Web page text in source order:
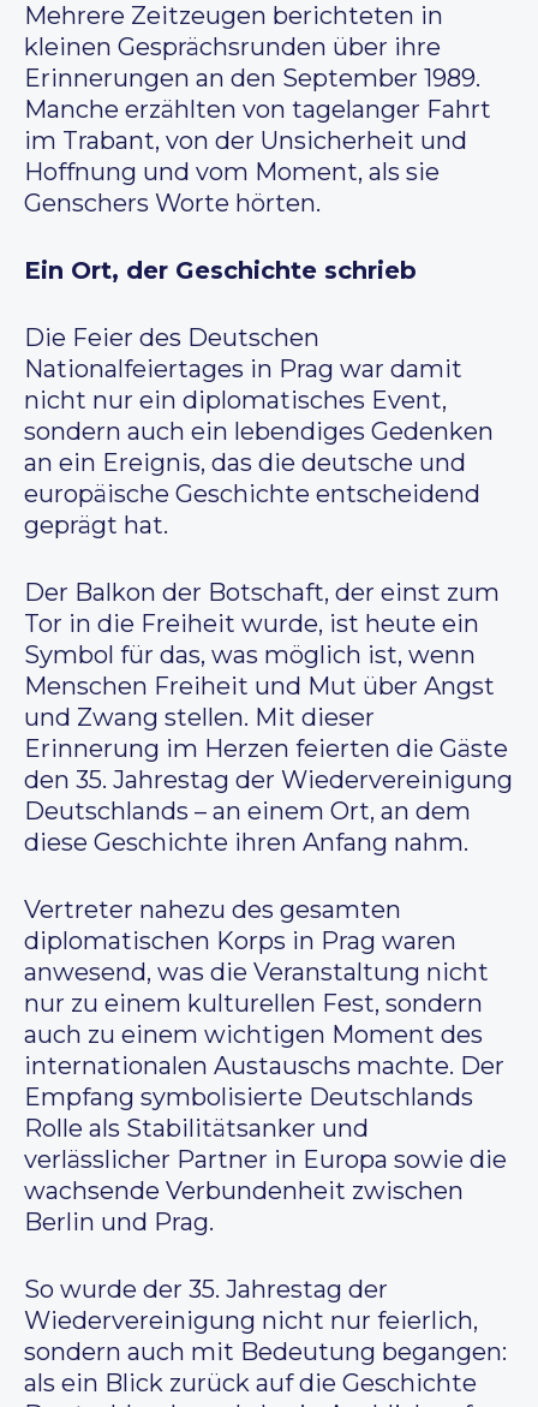
Mehrere Zeitzeugen berichteten in
kleinen Gesprächsrunden über ihre
Erinnerungen an den September 1989.
Manche erzählten von tagelanger Fahrt
im Trabant, von der Unsicherheit und
Hoffnung und vom Moment, als sie
Genschers Worte hörten.
Ein Ort, der Geschichte schrieb
Die Feier des Deutschen
Nationalfeiertages in Prag war damit
nicht nur ein diplomatisches Event,
sondern auch ein lebendiges Gedenken
an ein Ereignis, das die deutsche und
europäische Geschichte entscheidend
geprägt hat.
Der Balkon der Botschaft, der einst zum
Tor in die Freiheit wurde, ist heute ein
Symbol für das, was möglich ist, wenn
Menschen Freiheit und Mut über Angst
und Zwang stellen. Mit dieser
Erinnerung im Herzen feierten die Gäste
den 35. Jahrestag der Wiedervereinigung
Deutschlands – an einem Ort, an dem
diese Geschichte ihren Anfang nahm.
Vertreter nahezu des gesamten
diplomatischen Korps in Prag waren
anwesend, was die Veranstaltung nicht
nur zu einem kulturellen Fest, sondern
auch zu einem wichtigen Moment des
internationalen Austauschs machte. Der
Empfang symbolisierte Deutschlands
Rolle als Stabilitätsanker und
verlässlicher Partner in Europa sowie die
wachsende Verbundenheit zwischen
Berlin und Prag.
So wurde der 35. Jahrestag der
Wiedervereinigung nicht nur feierlich,
sondern auch mit Bedeutung begangen:
als ein Blick zurück auf die Geschichte